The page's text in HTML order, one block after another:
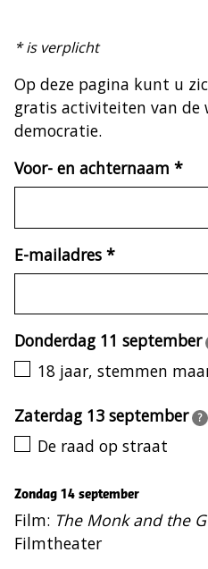
* is verplicht
Op deze pagina kunt u
gratis activiteiten van de
democratie.
Voor- en achternaam *
E-mailadres *
Donderdag 11 september
18 jaar, stemmen
Zaterdag 13 september ?
De raad op straat
Zondag 14 september
Film: The Monk and the
Filmtheater